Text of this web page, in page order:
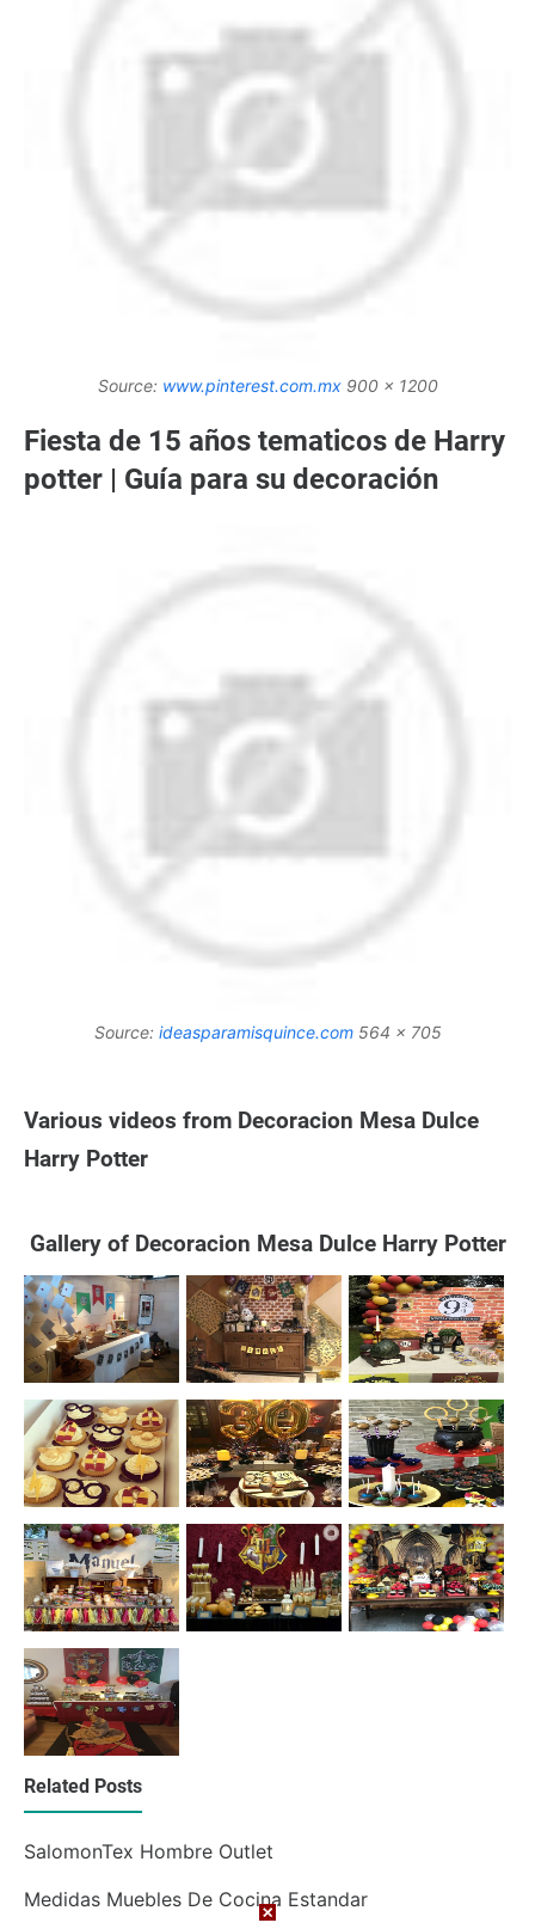
Source: www.pinterest.com.mx900 x 1200
Fiesta de 15 años tematicos de Harry
potter | Guía para su decoración
Source: ideasparamisquince.com564 x 705
Various videos from Decoracion Mesa Dulce
Harry Potter
Gallery of Decoracion Mesa Dulce Harry Potter
Related Posts
SalomonTex Hombre Outlet
Medidas Muebles De Cocina Estandar